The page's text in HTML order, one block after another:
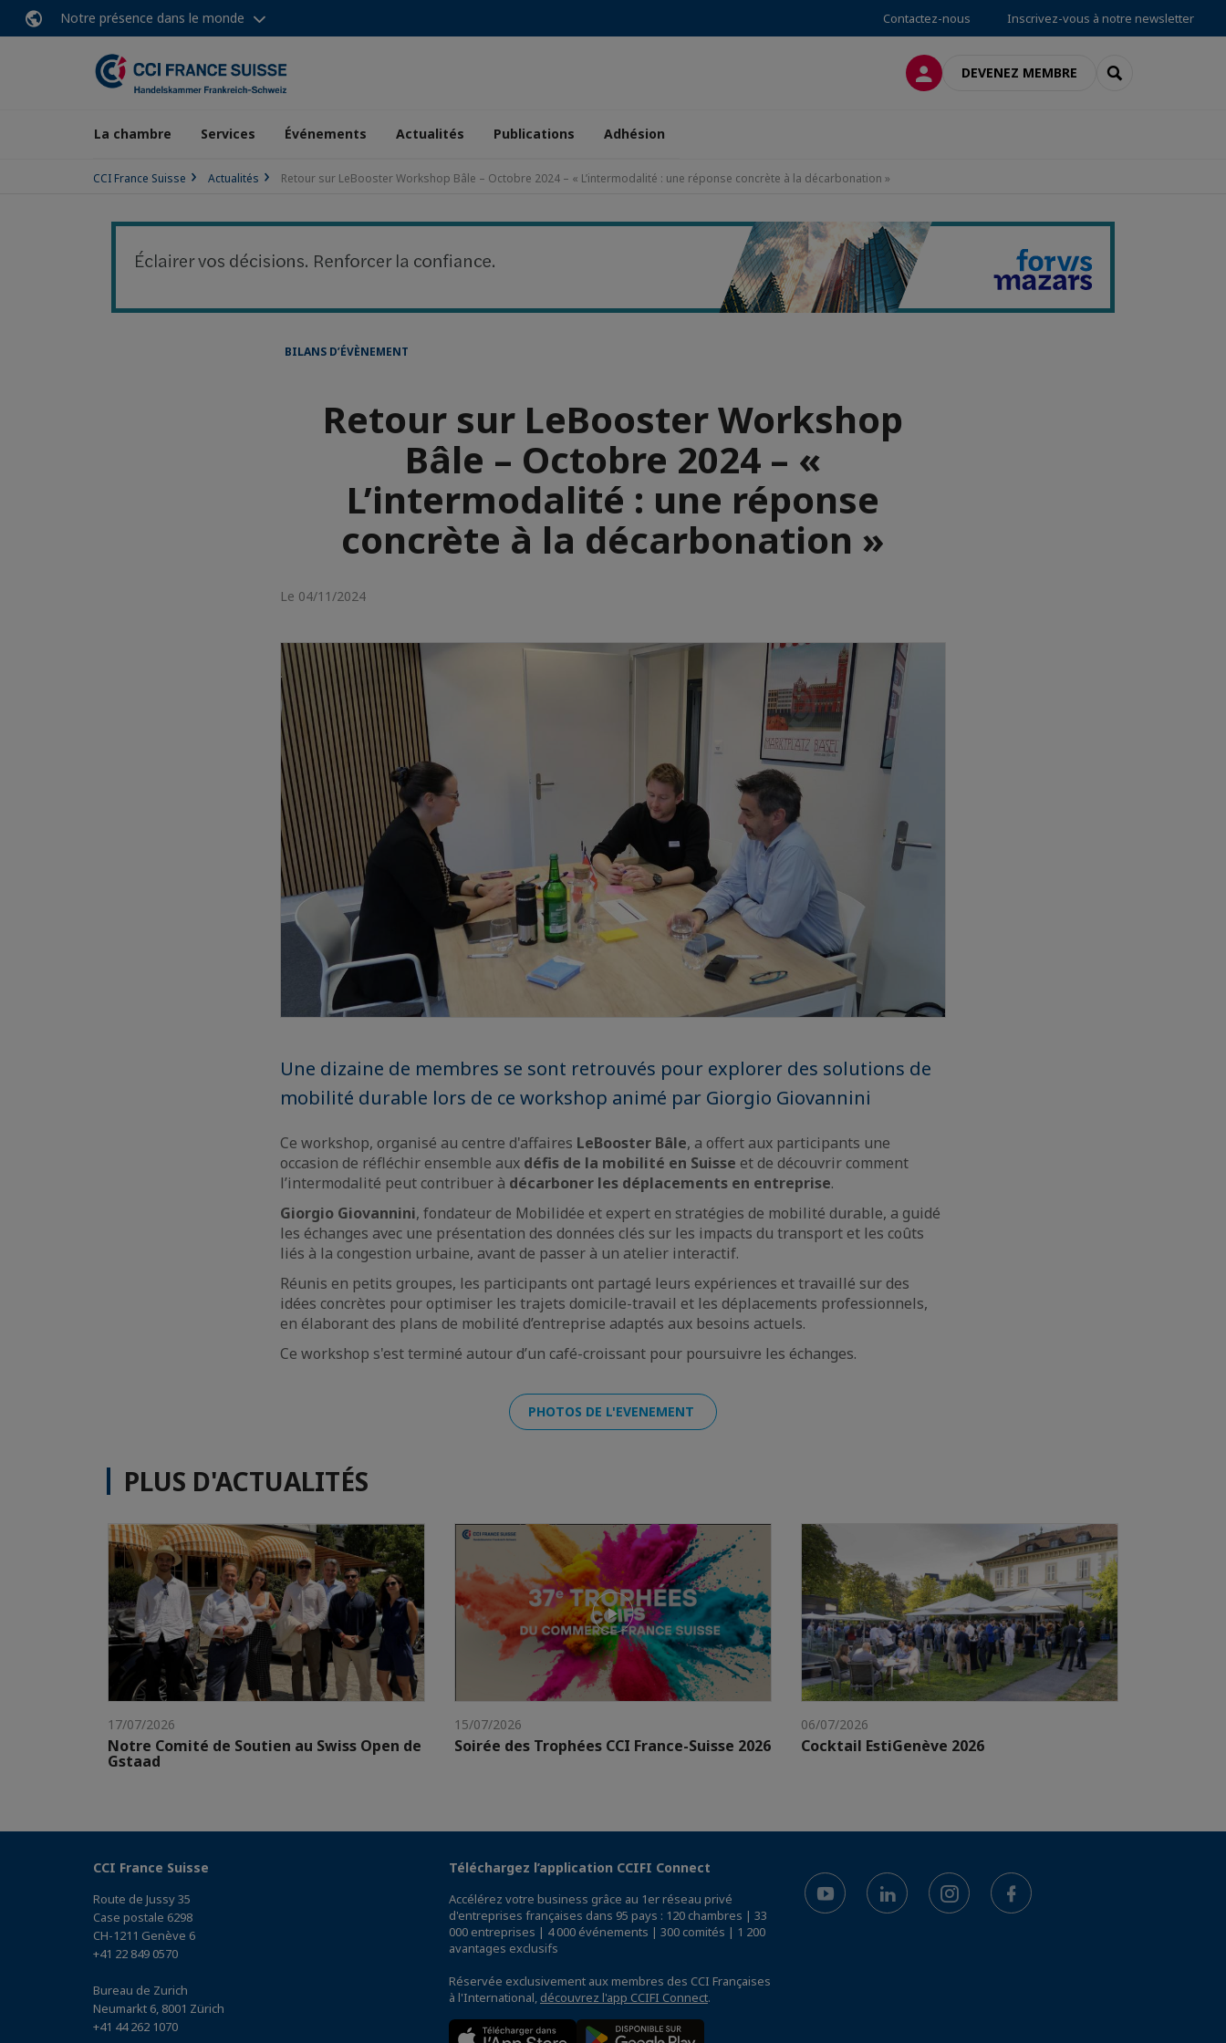
Notre présence dans le monde Contactez-nous Inscrivez-vous à notre newsletter
CONNEXIONDEVENEZ MEMBRE RECHERCHER
La chambre Services Événements Actualités Publications Adhésion
CCI France Suisse Actualités Retour sur LeBooster Workshop Bâle – Octobre 2024 – « L’intermodalité : une réponse concrète à la décarbonation »
BILANS D’ÉVÈNEMENT
Retour sur LeBooster Workshop
Bâle – Octobre 2024 – «
L’intermodalité : une réponse
concrète à la décarbonation »
Le 04/11/2024
Une dizaine de membres se sont retrouvés pour explorer des solutions de
mobilité durable lors de ce workshop animé par Giorgio Giovannini
Ce workshop, organisé au centre d'affaires LeBooster Bâle, a offert aux participants une
occasion de réfléchir ensemble aux défis de la mobilité en Suisse et de découvrir comment
l’intermodalité peut contribuer à décarboner les déplacements en entreprise.
Giorgio Giovannini, fondateur de Mobilidée et expert en stratégies de mobilité durable, a guidé
les échanges avec une présentation des données clés sur les impacts du transport et les coûts
liés à la congestion urbaine, avant de passer à un atelier interactif.
Réunis en petits groupes, les participants ont partagé leurs expériences et travaillé sur des
idées concrètes pour optimiser les trajets domicile-travail et les déplacements professionnels,
en élaborant des plans de mobilité d’entreprise adaptés aux besoins actuels.
Ce workshop s'est terminé autour d’un café-croissant pour poursuivre les échanges.
PHOTOS DE L'EVENEMENT
PLUS D'ACTUALITÉS
17/07/2026
Notre Comité de Soutien au Swiss Open de
Gstaad
15/07/2026
Soirée des Trophées CCI France-Suisse 2026
06/07/2026
Cocktail EstiGenève 2026
CCI France Suisse
Route de Jussy 35
Case postale 6298
CH-1211 Genève 6
+41 22 849 0570
Bureau de Zurich
Neumarkt 6, 8001 Zürich
+41 44 262 1070
Téléchargez l’application CCIFI Connect
Accélérez votre business grâce au 1er réseau privé
d'entreprises françaises dans 95 pays : 120 chambres | 33
000 entreprises | 4 000 événements | 300 comités | 1 200
avantages exclusifs
Réservée exclusivement aux membres des CCI Françaises
à l'International, découvrez l'app CCIFI Connect.